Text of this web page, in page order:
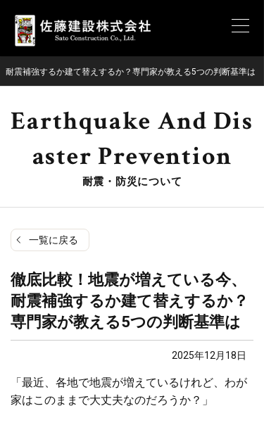
耐震補強するか建て替えするか？専門家が教える5つの判断基準は
Earthquake And Dis
Aster Prevention
耐震・防災について
一覧に戻る
徹底比較！地震が増えている今、
耐震補強するか建て替えするか？
専門家が教える5つの判断基準は
2025年12月18日
「最近、各地で地震が増えているけれど、わが
家はこのままで大丈夫なのだろうか？」